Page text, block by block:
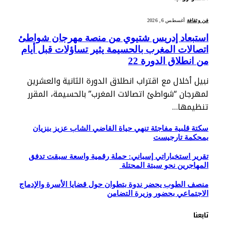
فن وثقافة أغسطس 6, 2026
استبعاد إدريس شتيوي من منصة مهرجان شواطئ
اتصالات المغرب بالحسيمة يثير تساؤلات قبل أيام
من انطلاق الدورة 22
نبيل أخلال مع اقتراب انطلاق الدورة الثانية والعشرين
لمهرجان “شواطئ اتصالات المغرب” بالحسيمة، المقرر
تنظيمها…
سكتة قلبية مفاجئة تنهي حياة القاضي الشاب عزيز بنزيان
بمحكمة تارجيست
تقرير استخباراتي إسباني: حملة رقمية واسعة سبقت تدفق
المهاجرين نحو سبتة المحتلة
منصف الطوب يحضر ندوة بتطوان حول قضايا الأسرة والإدماج
الاجتماعي بحضور وزيرة التضامن
تابعنا